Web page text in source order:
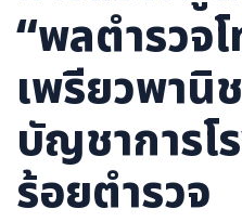
“พลตำรวจ
เพรียวพานิ
บัญชาการโ
ร้อยตำรวจ